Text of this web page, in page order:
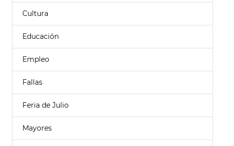
Cultura
Educación
Empleo
Fallas
Feria de Julio
Mayores